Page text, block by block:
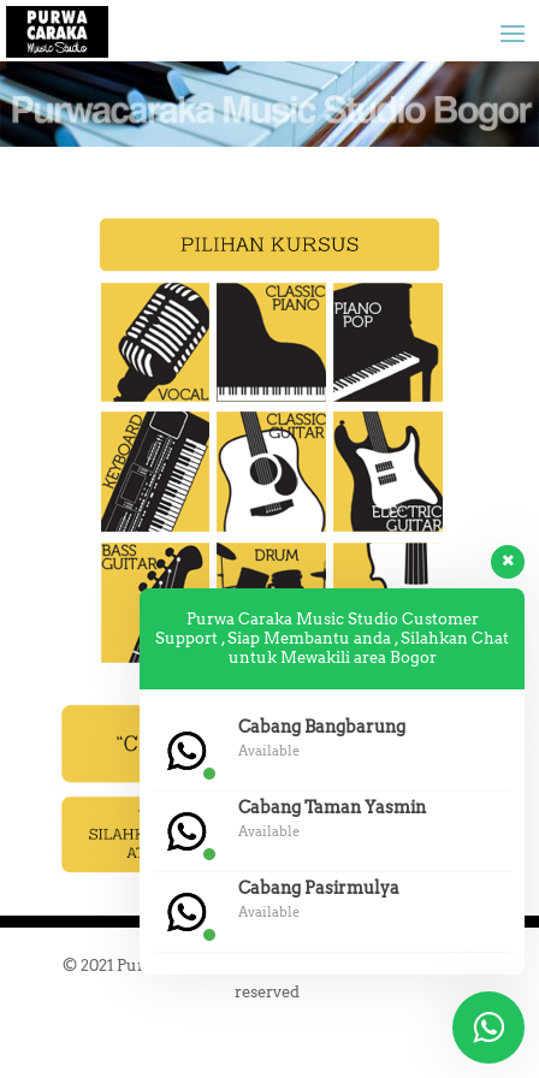
© 2021 Purwacarakamusicstudiobogor.com | All rights
reserved
Purwa Caraka Music Studio Customer
Support , Siap Membantu anda , Silahkan Chat
untuk Mewakili area Bogor
Cabang Bangbarung
Available
Cabang Taman Yasmin
Available
Cabang Pasirmulya
Available